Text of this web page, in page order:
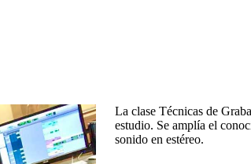
La clase Técnicas de
estudio. Se amplía el
sonido en estéreo.